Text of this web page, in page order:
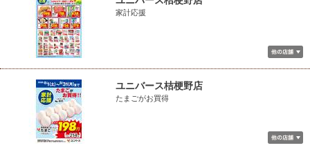
家計応援
ユニバース桔梗野店
たまごがお買得